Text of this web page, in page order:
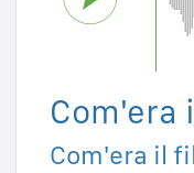
Com'era
Com'era il